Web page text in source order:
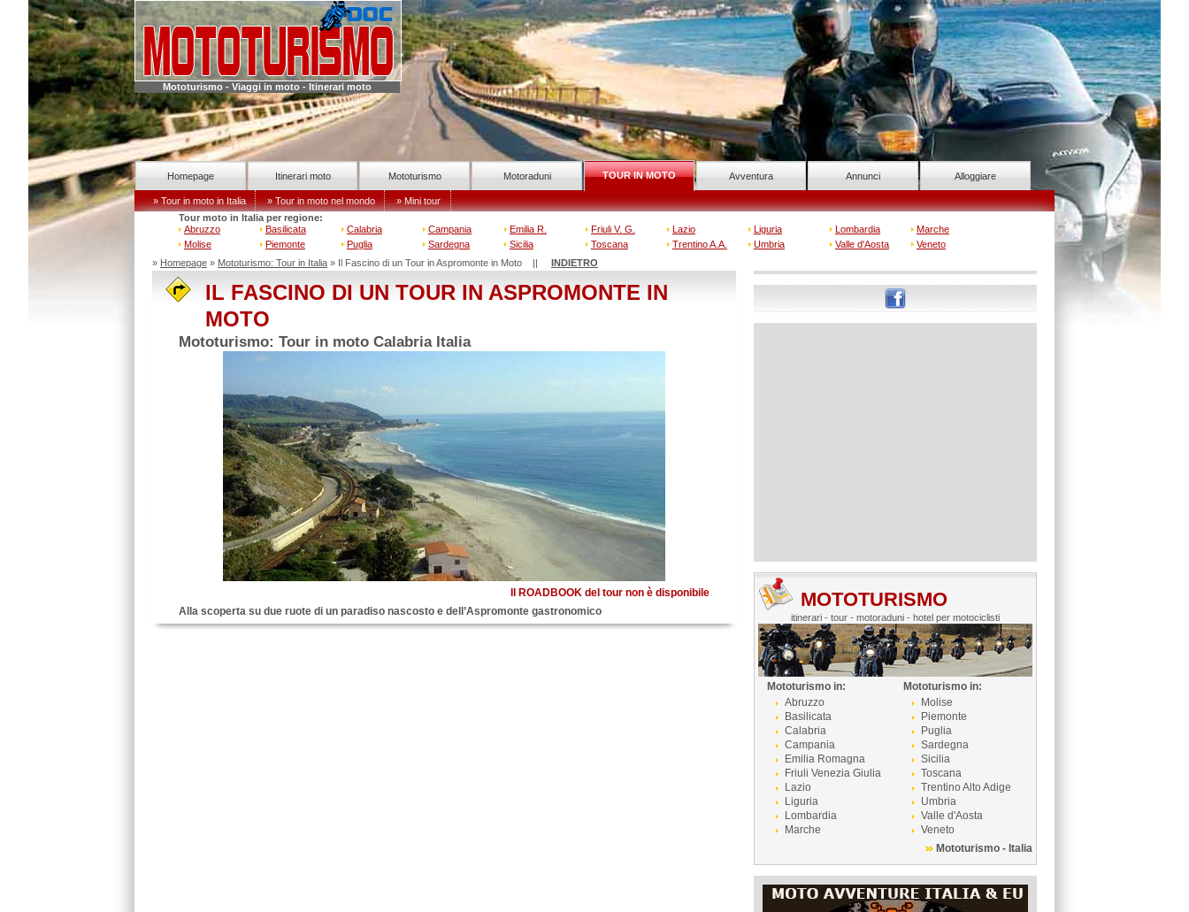
Mototurismo - Viaggi in moto - Itinerari moto
Homepage Itinerari moto Mototurismo Motoraduni TOUR IN MOTO Avventura Annunci Alloggiare
» Tour in moto in Italia » Tour in moto nel mondo
» Mini tour
Tour moto in Italia per regione:
Abruzzo
Basilicata Calabria Campania Emilia R. Friuli V. G. Lazio Liguria Lombardia
Marche
Molise
Piemonte Puglia Sardegna Sicilia Toscana Trentino A.A. Umbria Valle d'Aosta
Veneto
» Homepage» Mototurismo: Tour in Italia» Il Fascino di un Tour in Aspromonte in Moto || INDIETRO
IL FASCINO DI UN TOUR IN ASPROMONTE IN
MOTO
Mototurismo: Tour in moto Calabria Italia
Il ROADBOOK del tour non è disponibile
Alla scoperta su due ruote di un paradiso nascosto e dell’Aspromonte gastronomico
MOTOTURISMO
itinerari - tour - motoraduni - hotel per motociclisti
Mototurismo in:
Abruzzo
Basilicata
Calabria
Campania
Emilia Romagna
Friuli Venezia Giulia
Lazio
Liguria
Lombardia
Marche
Mototurismo in:
Molise
Piemonte
Puglia
Sardegna
Sicilia
Toscana
Trentino Alto Adige
Umbria
Valle d'Aosta
Veneto
Mototurismo - Italia